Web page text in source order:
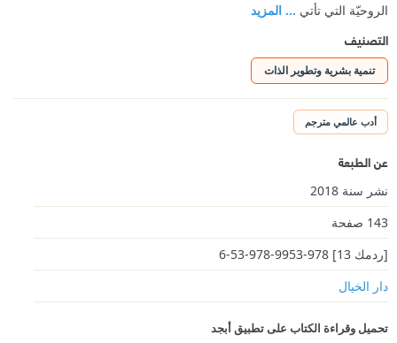
الروحيّة التي تأتي ... المزيد
التصنيف
تنمية بشرية وتطوير الذات
أدب عالمي مترجم
عن الطبعة
نشر سنة 2018
143 صفحة
[ردمك 13] 978-9953-978-53-6
دار الخيال
تحميل وقراءة الكتاب على تطبيق أبجد